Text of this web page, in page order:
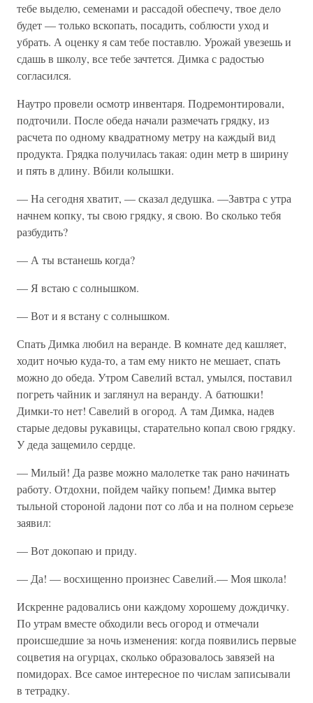
тебе выделю, семенами и рассадой обеспечу, твое дело
будет — только вскопать, посадить, соблюсти уход и
убрать. А оценку я сам тебе поставлю. Урожай увезешь и
сдашь в школу, все тебе зачтется. Димка с радостью
согласился.
Наутро провели осмотр инвентаря. Подремонтировали,
подточили. После обеда начали размечать грядку, из
расчета по одному квадратному метру на каждый вид
продукта. Грядка получилась такая: один метр в ширину
и пять в длину. Вбили колышки.
— На сегодня хватит, — сказал дедушка. —Завтра с утра
начнем копку, ты свою грядку, я свою. Во сколько тебя
разбудить?
— А ты встанешь когда?
— Я встаю с солнышком.
— Вот и я встану с солнышком.
Спать Димка любил на веранде. В комнате дед кашляет,
ходит ночью куда-то, а там ему никто не мешает, спать
можно до обеда. Утром Савелий встал, умылся, поставил
погреть чайник и заглянул на веранду. А батюшки!
Димки-то нет! Савелий в огород. А там Димка, надев
старые дедовы рукавицы, старательно копал свою грядку.
У деда защемило сердце.
— Милый! Да разве можно малолетке так рано начинать
работу. Отдохни, пойдем чайку попьем! Димка вытер
тыльной стороной ладони пот со лба и на полном серьезе
заявил:
— Вот докопаю и приду.
— Да! — восхищенно произнес Савелий.— Моя школа!
Искренне радовались они каждому хорошему дождичку.
По утрам вместе обходили весь огород и отмечали
происшедшие за ночь изменения: когда появились первые
соцветия на огурцах, сколько образовалось завязей на
помидорах. Все самое интересное по числам записывали
в тетрадку.